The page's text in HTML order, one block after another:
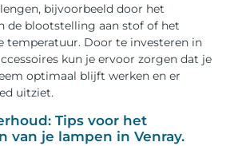
bijvoorbeeld door het
de blootstelling aan stof of het
temperatuur. Door te investeren in
kun je ervoor zorgen dat je
optimaal blijft werken en er
uitziet.
Tips voor het
van je lampen in Venray.